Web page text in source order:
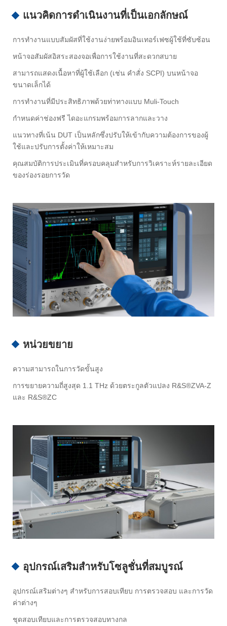
แนวคิดการดำเนินงานที่เป็นเอกลักษณ์
การทำงานแบบสัมผัสที่ใช้งานง่ายพร้อมอินเทอร์เฟซผู้ใช้ที่ซับซ้อน
หน้าจอสัมผัสอิสระสองจอเพื่อการใช้งานที่สะดวกสบาย
สามารถแสดงเนื้อหาที่ผู้ใช้เลือก (เช่น คำสั่ง SCPI) บนหน้าจอ
ขนาดเล็กได้
การทำงานที่มีประสิทธิภาพด้วยท่าทางแบบ Muli-Touch
กำหนดค่าช่องฟรี ไดอะแกรมพร้อมการลากและวาง
แนวทางที่เน้น DUT เป็นหลักซึ่งปรับให้เข้ากับความต้องการของผู้
ใช้และปรับการตั้งค่าให้เหมาะสม
คุณสมบัติการประเมินที่ครอบคลุมสำหรับการวิเคราะห์รายละเอียด
ของร่องรอยการวัด
หน่วยขยาย
ความสามารถในการวัดขั้นสูง
การขยายความถี่สูงสุด 1.1 THz ด้วยตระกูลตัวแปลง R&S®ZVA-Z
และ R&S®ZC
อุปกรณ์เสริมสำหรับโซลูชั่นที่สมบูรณ์
อุปกรณ์เสริมต่างๆ สำหรับการสอบเทียบ การตรวจสอบ และการวัด
ค่าต่างๆ
ชุดสอบเทียบและการตรวจสอบทางกล